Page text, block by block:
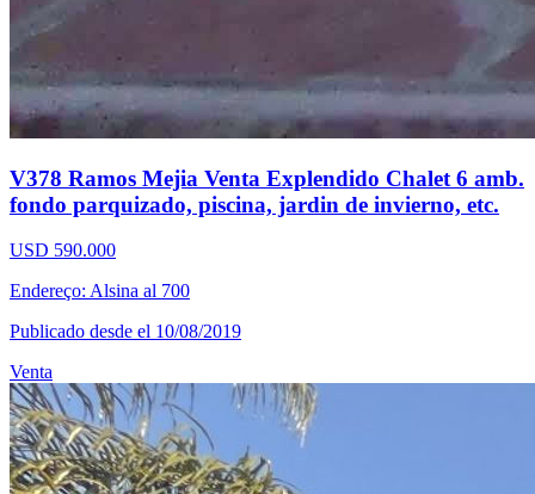
V378 Ramos Mejia Venta Explendido Chalet 6 amb.
fondo parquizado, piscina, jardin de invierno, etc.
USD 590.000
Endereço: Alsina al 700
Publicado desde el 10/08/2019
Venta